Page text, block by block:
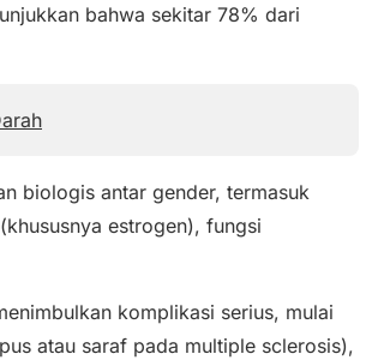
bahwa sekitar 78% dari
biologis antar gender, termasuk
estrogen), fungsi
komplikasi serius, mulai
atau saraf pada multiple sclerosis),